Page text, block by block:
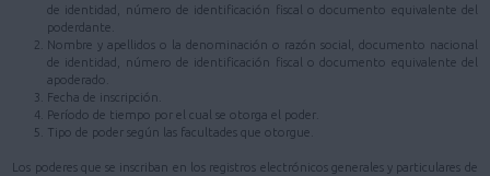
de identidad, número de identificación fiscal o documento equivalente del
poderdante.
Nombre y apellidos o la denominación o razón social, documento nacional
de identidad, número de identificación fiscal o documento equivalente del
apoderado.
Fecha de inscripción.
Período de tiempo por el cual se otorga el poder.
Tipo de poder según las facultades que otorgue.
Los poderes que se inscriban en los registros electrónicos generales y particulares de